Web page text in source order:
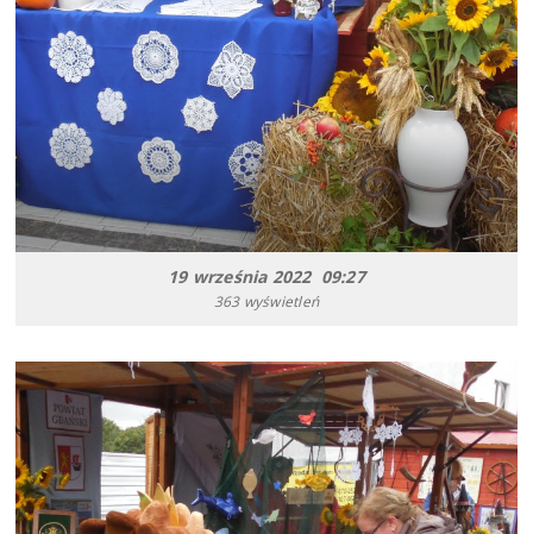
19 września 2022 09:27
363 wyświetleń